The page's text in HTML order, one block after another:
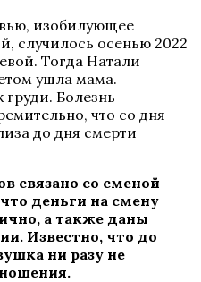
изобилующее
случилось осенью 2022
Тогда Натали
ушла мама.
Болезнь
что со дня
до дня смерти
связано со сменой
деньги на смену
а также даны
Известно, что до
ни разу не